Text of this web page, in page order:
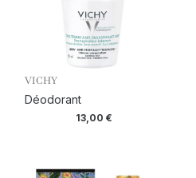
VICHY
Déodorant
13,00€